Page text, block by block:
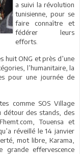
a suivi la révolution
tunisienne, pour se
faire connaître et
fédérer leurs
efforts.
huit ONG et près d’une
l’humanitaire, la
pour une journée de
comme SOS Village
détour des stands, des
Touensa et
réveillé le 14 janvier
mot libre, Karama,
grande effervescence